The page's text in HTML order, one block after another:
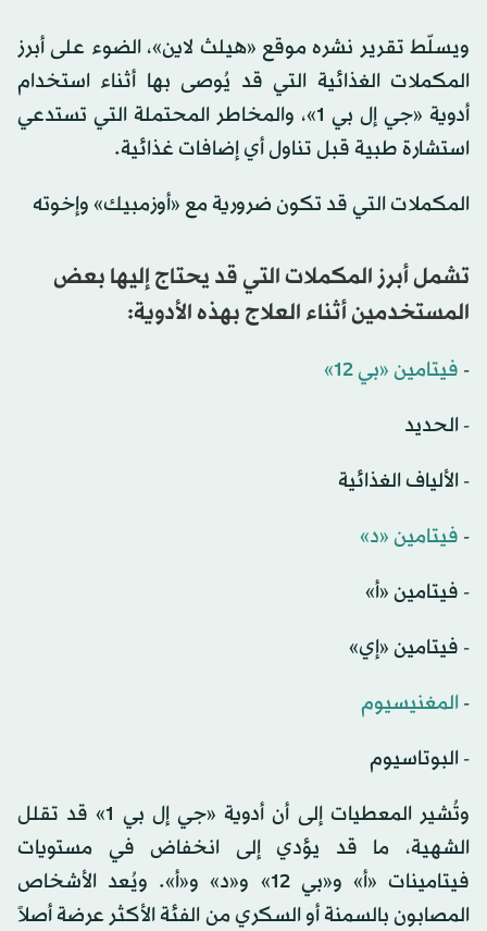
ويسلّط تقرير نشره موقع «هيلث لاين»، الضوء على أبرز
المكملات الغذائية التي قد يُوصى بها أثناء استخدام
أدوية «جي إل بي 1»، والمخاطر المحتملة التي تستدعي
استشارة طبية قبل تناول أي إضافات غذائية.
المكملات التي قد تكون ضرورية مع «أوزمبيك» وإخوته
تشمل أبرز المكملات التي قد يحتاج إليها بعض
المستخدمين أثناء العلاج بهذه الأدوية:
- فيتامين «بي 12»
- الحديد
- الألياف الغذائية
- فيتامين «د»
- فيتامين «أ»
- فيتامين «إي»
- المغنيسيوم
- البوتاسيوم
وتُشير المعطيات إلى أن أدوية «جي إل بي 1» قد تقلل
الشهية، ما قد يؤدي إلى انخفاض في مستويات
فيتامينات «أ» و«بي 12» و«د» و«أ». ويُعد الأشخاص
المصابون بالسمنة أو السكري من الفئة الأكثر عرضة أصلاً